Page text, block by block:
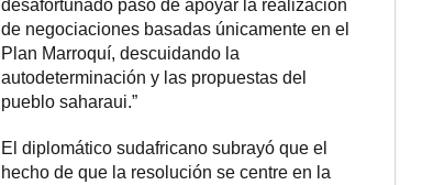
desafortunado paso de apoyar la realización
de negociaciones basadas únicamente en el
Plan Marroquí, descuidando la
autodeterminación y las propuestas del
pueblo saharaui.”
El diplomático sudafricano subrayó que el
hecho de que la resolución se centre en la